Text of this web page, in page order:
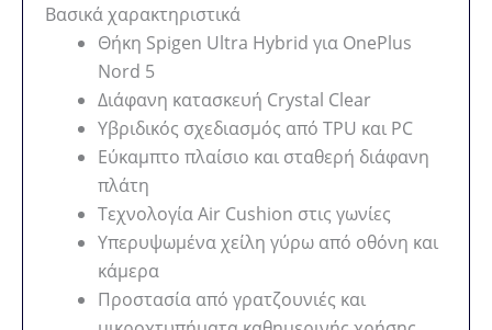
Βασικά χαρακτηριστικά
Θήκη Spigen Ultra Hybrid για OnePlus
Nord 5
Διάφανη κατασκευή Crystal Clear
Υβριδικός σχεδιασμός από TPU και PC
Εύκαμπτο πλαίσιο και σταθερή διάφανη
πλάτη
Τεχνολογία Air Cushion στις γωνίες
Υπερυψωμένα χείλη γύρω από οθόνη και
κάμερα
Προστασία από γρατζουνιές και